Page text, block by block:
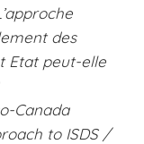
des
Etat peut-elle
Canada
to ISDS/